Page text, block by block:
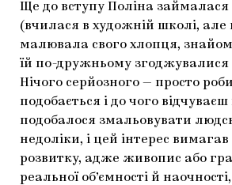
Ще до вступу Поліна
(вчилася в художній школі, але
малювала свого хлопця,
їй по-дружньому згоджувалися
Нічого серйозного — просто
подобається і до чого відчуваєш
подобалося змальовувати
недоліки, і цей інтерес вимагав
розвитку, адже живопис або
реальної об’ємності й